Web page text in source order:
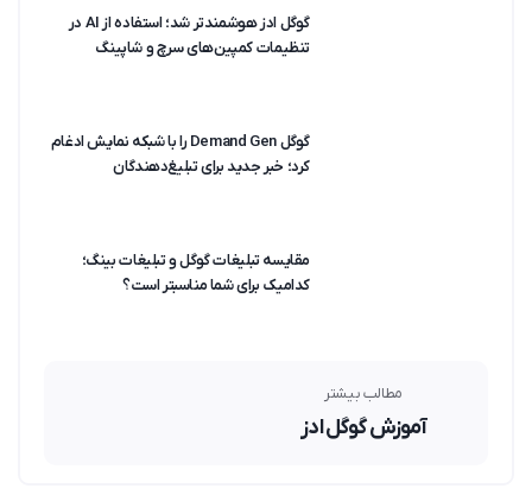
گوگل ادز هوشمندتر شد؛ استفاده از AI در
تنظیمات کمپین‌های سرچ و شاپینگ
گوگل Demand Gen را با شبکه نمایش ادغام
کرد؛ خبر جدید برای تبلیغ‌دهندگان
مقایسه تبلیغات گوگل و تبلیغات بینگ؛
کدامیک برای شما مناسبتر است؟
مطالب بیشتر
آموزش گوگل ادز